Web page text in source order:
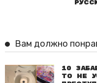
Вам должно
10
то не